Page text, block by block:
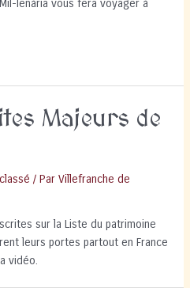
lenària vous fera voyager à
Majeurs de
/ ParVillefranche de
sur la Liste du patrimoine
leurs portes partout en France
vidéo.